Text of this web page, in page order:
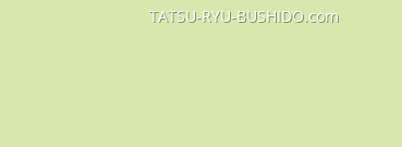
TATSU-RYU-BUSHIDO.com